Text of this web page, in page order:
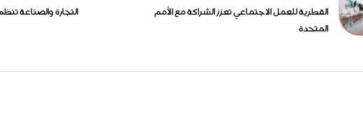
القطرية للعمل الاجتماعي تعزز الشراكة مع الأمم
المتحدة
التجارة والصناعة